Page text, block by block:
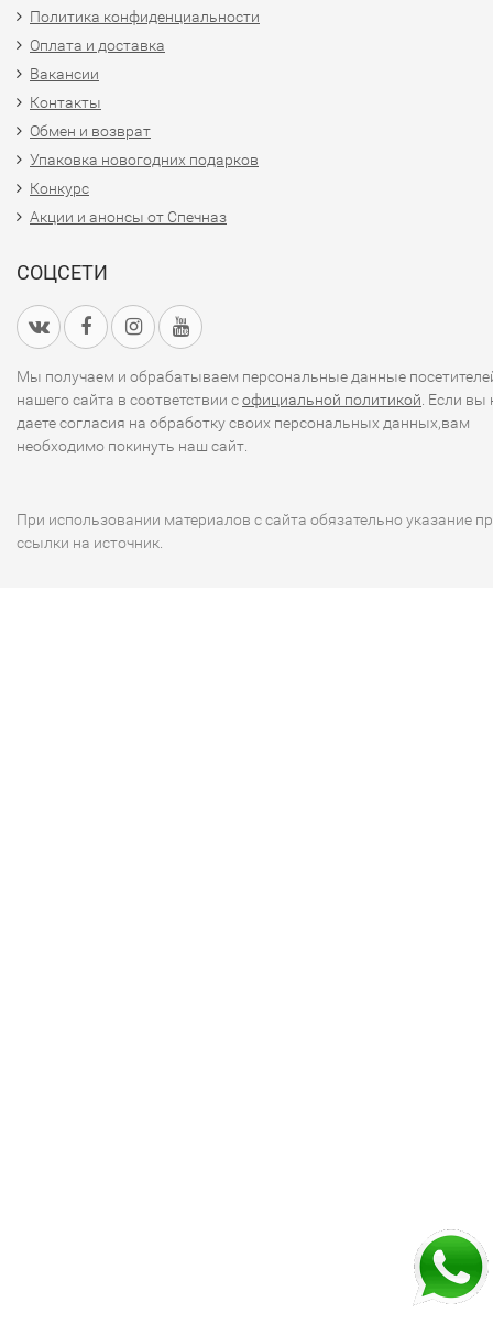
Политика конфиденциальности
Оплата и доставка
Вакансии
Контакты
Обмен и возврат
Упаковка новогодних подарков
Конкурс
Акции и анонсы от Спечназ
СОЦСЕТИ
Мы получаем и обрабатываем персональные данные
нашего сайта в соответствии софициальной политикой . Если вы
даете согласия на обработку своих персональных данных,вам
необходимо покинуть наш сайт.
При использовании материалов с сайта обязательно указание
ссылки на источник.